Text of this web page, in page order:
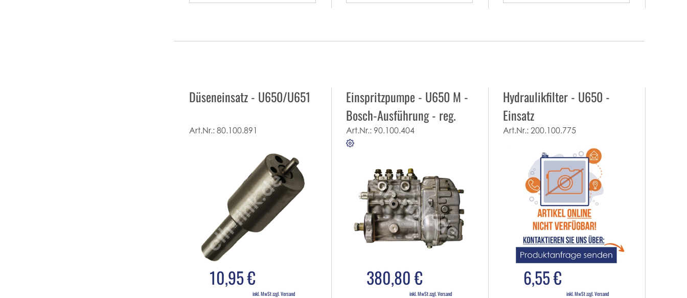
Düseneinsatz - U650/U651
Art.Nr.: 80.100.891
10,95 €
inkl. MwSt zzgl. Versand
Einspritzpumpe - U650 M -
Bosch-Ausführung - reg.
Tausch
Art.Nr.: 90.100.404
380,80 €
inkl. MwSt zzgl. Versand
Hydraulikfilter - U650 -
Einsatz
Art.Nr.: 200.100.775
6,55 €
inkl. MwSt zzgl. Versand